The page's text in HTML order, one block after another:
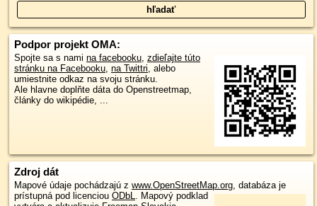
Podpor projekt OMA:
Spojte sa s nami na facebooku, zdieľajte túto
stránku na Facebooku, na Twittri, alebo
umiestnite odkaz na svoju stránku.
Ale hlavne doplňte dáta do Openstreetmap,
články do wikipédie, ...
Zdroj dát
Mapové údaje pochádzajú z www.OpenStreetMap.org, databáza je
prístupná pod licenciou ODbL. Mapový podklad